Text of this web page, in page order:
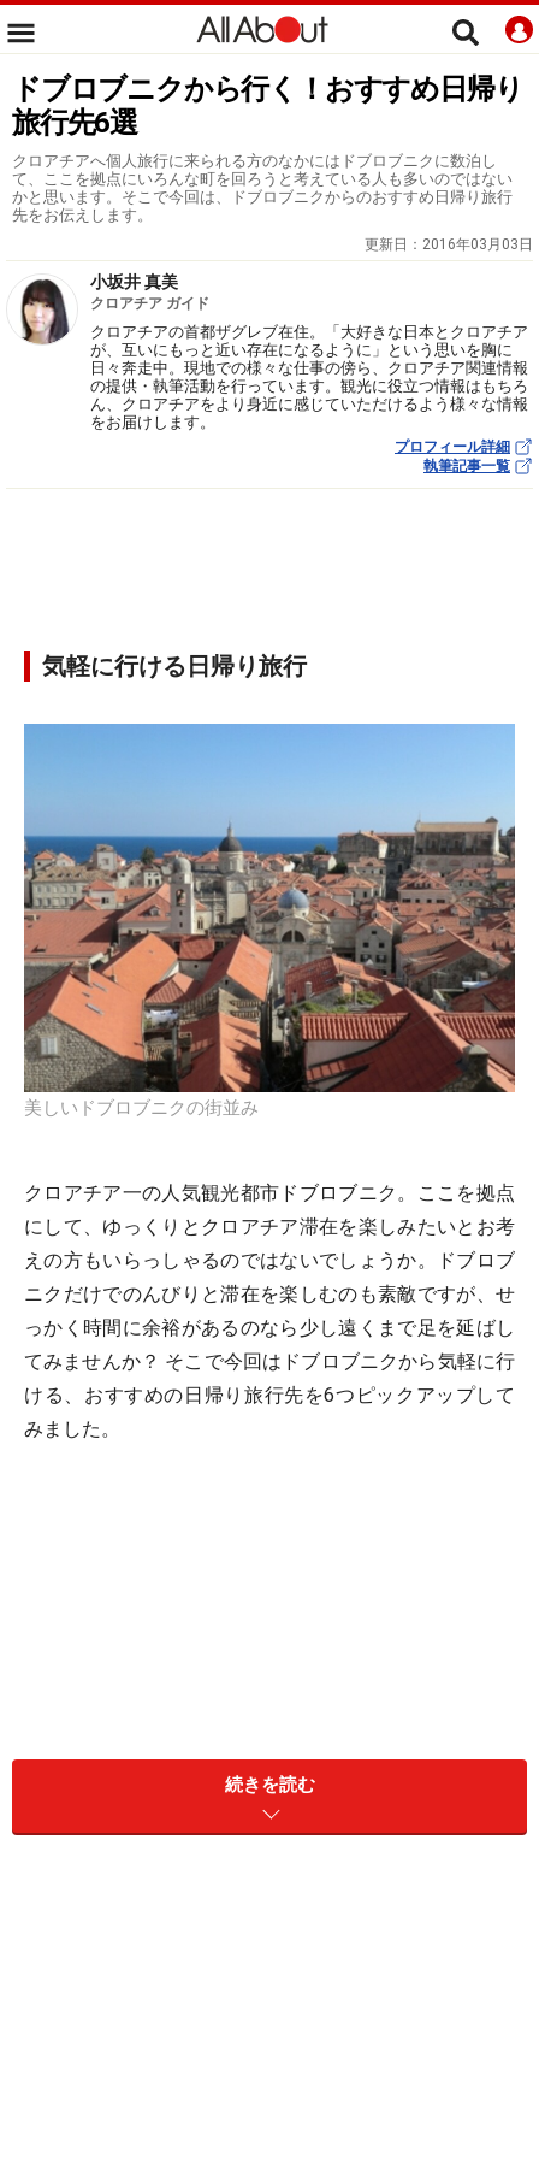
ドブロブニクから行く！おすすめ日帰り
旅行先6選
クロアチアへ個人旅行に来られる方のなかにはドブロブニクに数泊し
て、ここを拠点にいろんな町を回ろうと考えている人も多いのではない
かと思います。そこで今回は、ドブロブニクからのおすすめ日帰り旅行
先をお伝えします。
更新日： 2016年03月03日
小坂井 真美
クロアチア ガイド
クロアチアの首都ザグレブ在住。「大好きな日本とクロアチア
が、互いにもっと近い存在になるように」という思いを胸に
日々奔走中。現地での様々な仕事の傍ら、クロアチア関連情報
の提供・執筆活動を行っています。観光に役立つ情報はもちろ
ん、クロアチアをより身近に感じていただけるよう様々な情報
をお届けします。
プロフィール詳細
執筆記事一覧
気軽に行ける日帰り旅行
美しいドブロブニクの街並み
クロアチア一の人気観光都市ドブロブニク。ここを拠点
にして、ゆっくりとクロアチア滞在を楽しみたいとお考
えの方もいらっしゃるのではないでしょうか。ドブロブ
ニクだけでのんびりと滞在を楽しむのも素敵ですが、せ
っかく時間に余裕があるのなら少し遠くまで足を延ばし
てみませんか？ そこで今回はドブロブニクから気軽に行
ける、おすすめの日帰り旅行先を6つピックアップして
みました。
続きを読む